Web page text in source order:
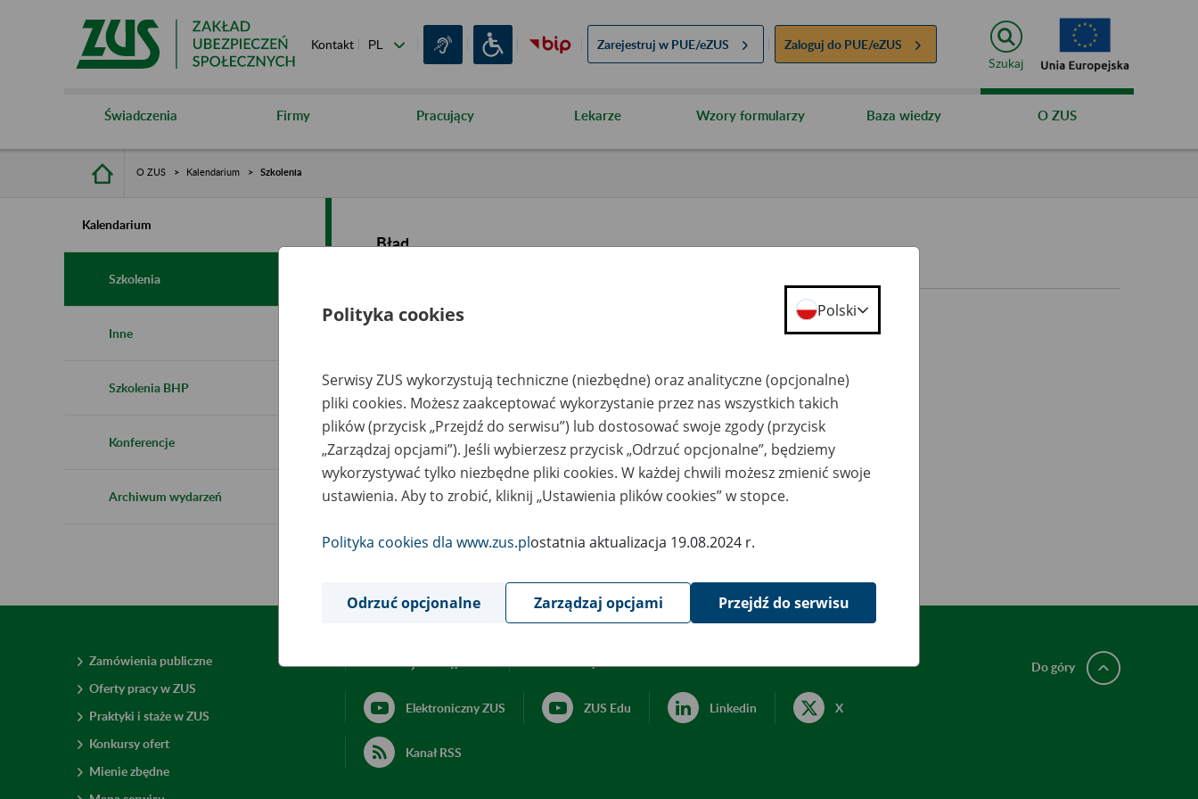
Kontakt Zarejestruj w PUE/eZUS Zaloguj do PUE/eZUS
Szukaj
Świadczenia Firmy Pracujący Lekarze Wzory formularzy Baza wiedzy O ZUS
O ZUS Kalendarium Szkolenia
Kalendarium
Szkolenia
Inne
Szkolenia BHP
Konferencje
Archiwum wydarzeń
Błąd
Zamówienia publiczne
Oferty pracy w ZUS
Praktyki i staże w ZUS
Konkursy ofert
Mienie zbędne
Elektroniczny ZUS ZUS Edu Linkedin X
Kanał RSS
Do góry
Polityka cookies Polski
Serwisy ZUS wykorzystują techniczne (niezbędne) oraz analityczne (opcjonalne)
pliki cookies. Możesz zaakceptować wykorzystanie przez nas wszystkich takich
plików (przycisk „Przejdź do serwisu”) lub dostosować swoje zgody (przycisk
„Zarządzaj opcjami”). Jeśli wybierzesz przycisk „Odrzuć opcjonalne”, będziemy
wykorzystywać tylko niezbędne pliki cookies. W każdej chwili możesz zmienić swoje
ustawienia. Aby to zrobić, kliknij „Ustawienia plików cookies” w stopce.
Polityka cookies dla www.zus.plostatnia aktualizacja 19.08.2024 r.
Odrzuć opcjonalne Zarządzaj opcjami Przejdź do serwisu